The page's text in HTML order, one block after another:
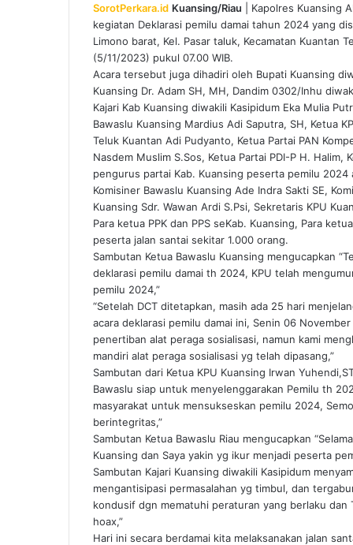
SorotPerkara.id Kuansing/Riau | Kapolres Kuansing
kegiatan Deklarasi pemilu damai tahun 2024 yang
Limono barat, Kel. Pasar taluk, Kecamatan Kuantan
(5/11/2023) pukul 07.00 WIB.
Acara tersebut juga dihadiri oleh Bupati Kuansing
Kuansing Dr. Adam SH, MH, Dandim 0302/Inhu
Kajari Kab Kuansing diwakili Kasipidum Eka Mulia
Bawaslu Kuansing Mardius Adi Saputra, SH, Ketua
Teluk Kuantan Adi Pudyanto, Ketua Partai PAN
Nasdem Muslim S.Sos, Ketua Partai PDI-P H. Halim,
pengurus partai Kab. Kuansing peserta pemilu
Komisiner Bawaslu Kuansing Ade Indra Sakti SE,
Kuansing Sdr. Wawan Ardi S.Psi, Sekretaris KPU
Para ketua PPK dan PPS seKab. Kuansing, Para
peserta jalan santai sekitar 1.000 orang.
Sambutan Ketua Bawaslu Kuansing mengucapkan
deklarasi pemilu damai th 2024, KPU telah
pemilu 2024,”
“Setelah DCT ditetapkan, masih ada 25 hari
acara deklarasi pemilu damai ini, Senin 06
penertiban alat peraga sosialisasi, namun kami
mandiri alat peraga sosialisasi yg telah dipasang,”
Sambutan dari Ketua KPU Kuansing Irwan
Bawaslu siap untuk menyelenggarakan Pemilu th
masyarakat untuk mensukseskan pemilu 2024,
berintegritas,”
Sambutan Ketua Bawaslu Riau mengucapkan
Kuansing dan Saya yakin yg ikur menjadi peserta
Sambutan Kajari Kuansing diwakili Kasipidum
mengantisipasi permasalahan yg timbul, dan
kondusif dgn mematuhi peraturan yang berlaku
hoax,”
Hari ini secara berdamai kita melaksanakan jalan